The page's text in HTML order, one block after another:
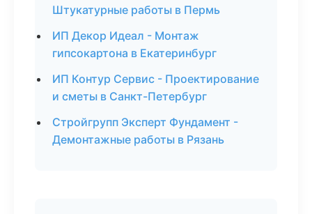
Штукатурные работы в Пермь
ИП Декор Идеал - Монтаж
гипсокартона в Екатеринбург
ИП Контур Сервис - Проектирование
и сметы в Санкт-Петербург
Стройгрупп Эксперт Фундамент -
Демонтажные работы в Рязань